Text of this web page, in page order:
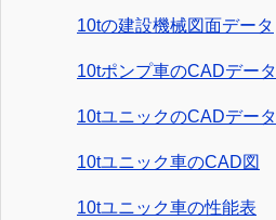
10tの建設機械図面データ
10tポンプ車のCADデータ
10tユニックのCADデータ
10tユニック車のCAD図
10tユニック車の性能表